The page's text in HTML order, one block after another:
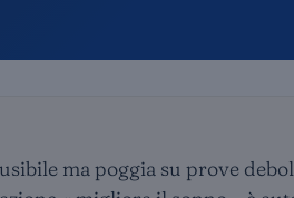
ma poggia su prove